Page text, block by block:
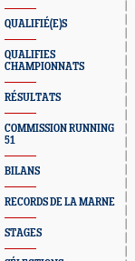
QUALIFIÉ(E)S
QUALIFIES
CHAMPIONNATS
RÉSULTATS
COMMISSION RUNNING
51
BILANS
RECORDS DE LA MARNE
STAGES